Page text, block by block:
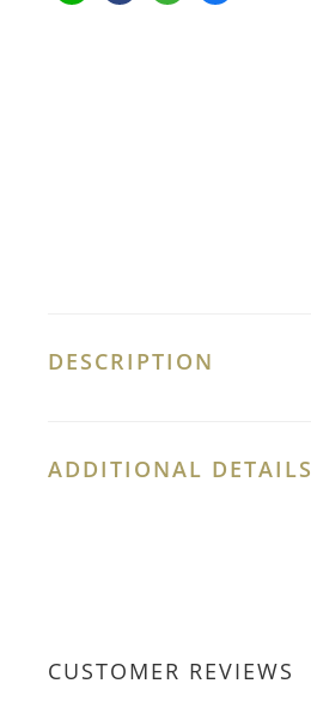
DESCRIPTION
ADDITIONAL DETAILS
CUSTOMER REVIEWS